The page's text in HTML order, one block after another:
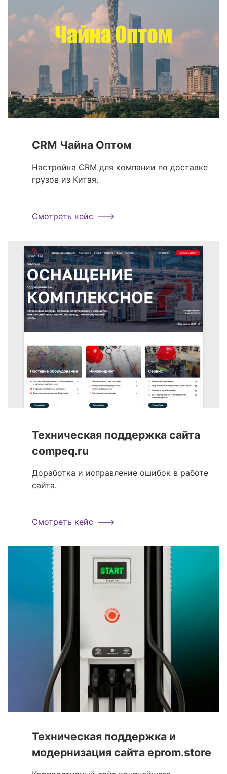
CRM Чайна Оптом
Настройка CRM для компании по доставке
грузов из Китая.
Смотреть кейс
Техническая поддержка сайта
compeq.ru
Доработка и исправление ошибок в работе
сайта.
Смотреть кейс
Техническая поддержка и
модернизация сайта eprom.store